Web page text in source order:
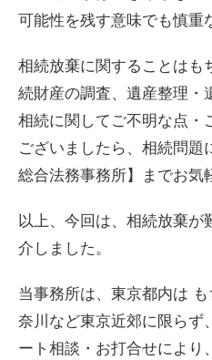
可能性を残す意味でも慎重
相続放棄に関することはも
続財産の調査、遺産整理・
相続に関してご不明な点
ございましたら、相続問
総合法務事務所】までお気
以上、今回は、相続放棄
介しました。
当事務所は、東京都内は
奈川など東京近郊に限らず
ート相談・お打合せによ